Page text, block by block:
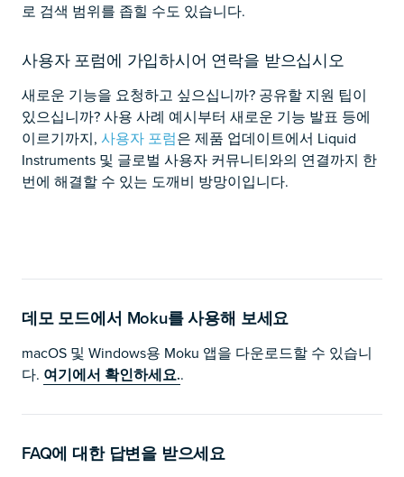
로 검색 범위를 좁힐 수도 있습니다.
사용자 포럼에 가입하시어 연락을 받으십시오
새로운 기능을 요청하고 싶으십니까? 공유할 지원 팁이
있으십니까? 사용 사례 예시부터 새로운 기능 발표 등에
이르기까지, 사용자 포럼은 제품 업데이트에서 Liquid
Instruments 및 글로벌 사용자 커뮤니티와의 연결까지 한
번에 해결할 수 있는 도깨비 방망이입니다.
데모 모드에서 Moku를 사용해 보세요
macOS 및 Windows용 Moku 앱을 다운로드할 수 있습니
다. 여기에서 확인하세요..
FAQ에 대한 답변을 받으세요